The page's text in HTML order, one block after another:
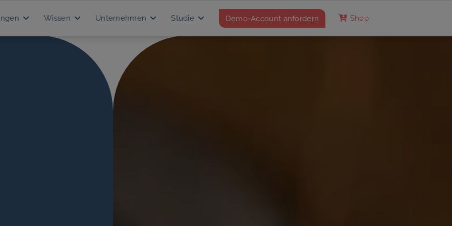
Wissen Unternehmen Studie Demo-Account anfordern Shop